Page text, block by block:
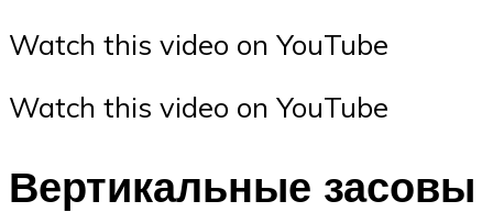
Watch this video on YouTube
Watch this video on YouTube
Вертикальные засовы